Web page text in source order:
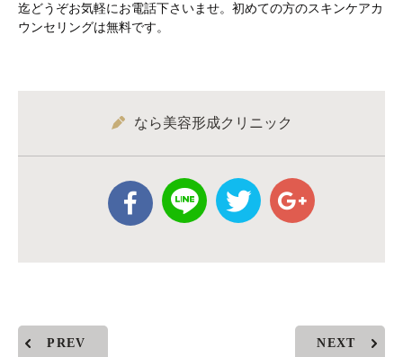
迄どうぞお気軽にお電話下さいませ。初めての方のスキンケアカ
ウンセリングは無料です。
なら美容形成クリニック
PREV NEXT